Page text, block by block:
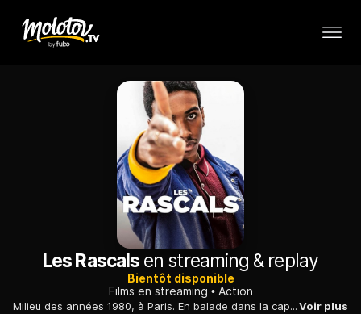
Les Rascals en streaming & replay
Bientôt disponible
Films en streaming
Action
Milieu des années 1980, à Paris. En balade dans la capitale, un groupe de jeunes banlieusards croise par hasard un jeune skinhead impliqué dans une rixe avec l'un d'entre eux. Les coups ne tardent pas à pleuvoir, sous l'œil discret et attentif de la petite soeur du jeune extrémiste pris à partie...Voir plus